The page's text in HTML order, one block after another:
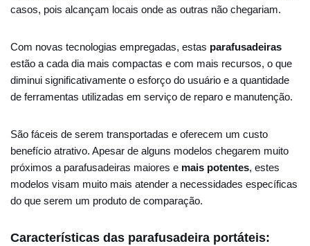
casos, pois alcançam locais onde as outras não chegariam.
Com novas tecnologias empregadas, estas parafusadeiras
estão a cada dia mais compactas e com mais recursos, o que
diminui significativamente o esforço do usuário e a quantidade
de ferramentas utilizadas em serviço de reparo e manutenção.
São fáceis de serem transportadas e oferecem um custo
benefício atrativo. Apesar de alguns modelos chegarem muito
próximos a parafusadeiras maiores e mais potentes, estes
modelos visam muito mais atender a necessidades específicas
do que serem um produto de comparação.
Características das parafusadeira portáteis: